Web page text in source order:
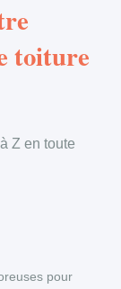
toiture
Z en toute
pour